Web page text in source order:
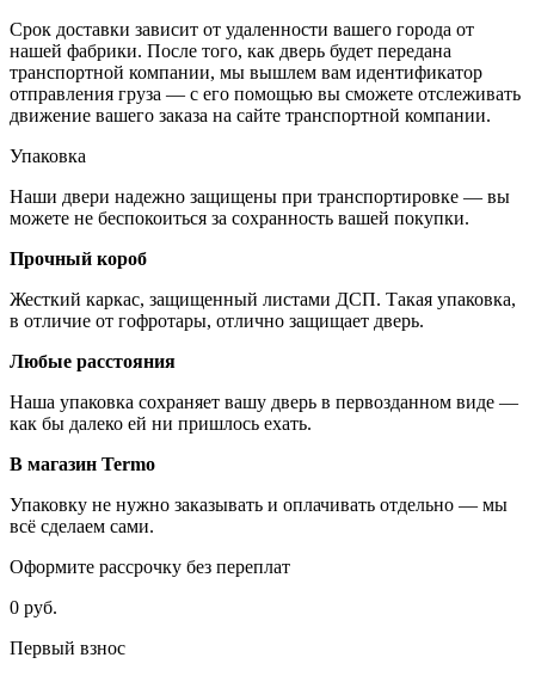
Срок доставки зависит от удаленности вашего города от
нашей фабрики. После того, как дверь будет передана
транспортной компании, мы вышлем вам идентификатор
отправления груза — с его помощью вы сможете отслеживать
движение вашего заказа на сайте транспортной компании.
Упаковка
Наши двери надежно защищены при транспортировке — вы
можете не беспокоиться за сохранность вашей покупки.
Прочный короб
Жесткий каркас, защищенный листами ДСП. Такая упаковка,
в отличие от гофротары, отлично защищает дверь.
Любые расстояния
Наша упаковка сохраняет вашу дверь в первозданном виде —
как бы далеко ей ни пришлось ехать.
В магазин Termo
Упаковку не нужно заказывать и оплачивать отдельно — мы
всё сделаем сами.
Оформите рассрочку без переплат
0 руб.
Первый взнос